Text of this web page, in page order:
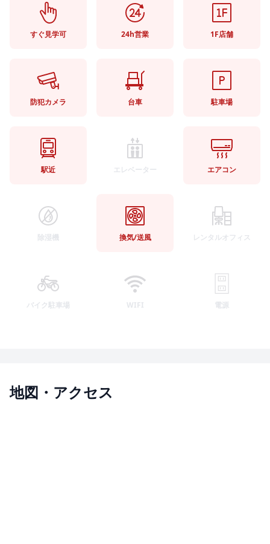
すぐ見学可 24h営業 1F店舗
防犯カメラ 台車 駐車場
駅近 エレベーター エアコン
除湿機 換気/送風 レンタルオフィス
バイク駐車場 WIFI 電源
地図・アクセス